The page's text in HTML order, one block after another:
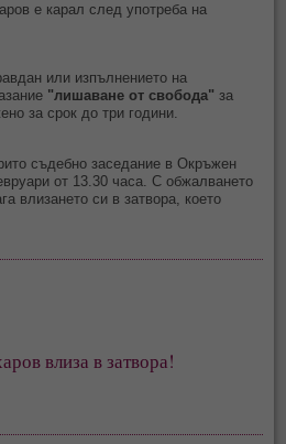
е карал след употреба на
или изпълнението на
"лишаване от свобода" за
за срок до три години.
съдебно заседание в Окръжен
от 13.30 часа. С обжалването
влизането си в затвора, което
влиза в затвора!